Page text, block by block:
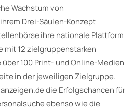
Wachstum von
Drei-Säulen-Konzept
ihre nationale Plattform
12 zielgruppenstarken
100 Print- und Online-Medien
in der jeweiligen Zielgruppe.
die Erfolgschancen für
ebenso wie die